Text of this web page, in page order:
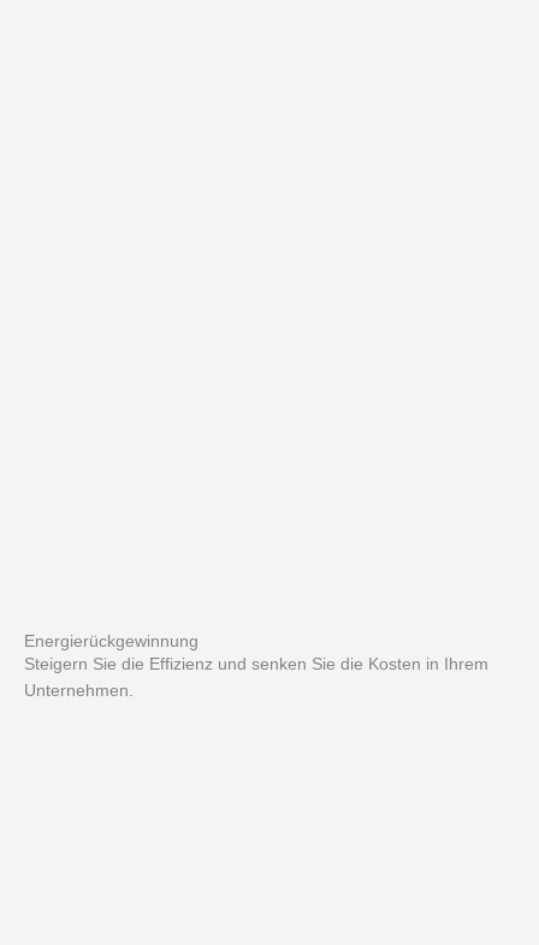
Energierückgewinnung
Steigern Sie die Effizienz und senken Sie die Kosten in Ihrem
Unternehmen.